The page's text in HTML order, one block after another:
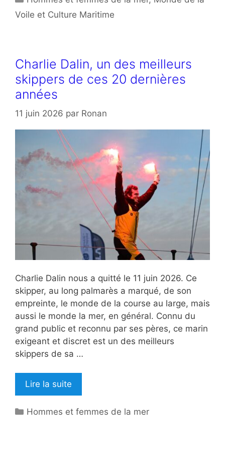
Voile et Culture Maritime
Charlie Dalin, un des meilleurs
skippers de ces 20 dernières
années
11 juin 2026 par Ronan
Charlie Dalin nous a quitté le 11 juin 2026. Ce
skipper, au long palmarès a marqué, de son
empreinte, le monde de la course au large, mais
aussi le monde la mer, en général. Connu du
grand public et reconnu par ses pères, ce marin
exigeant et discret est un des meilleurs
skippers de sa …
Lire la suite
Catégories
Hommes et femmes de la mer